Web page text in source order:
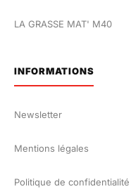
LA GRASSE MAT' M40
INFORMATIONS
Newsletter
Mentions légales
Politique de confidentialité